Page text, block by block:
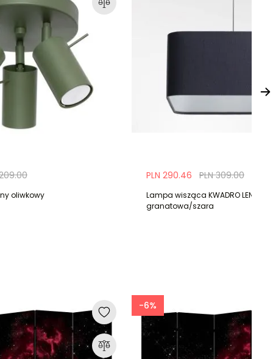
oliwkowy
PLN 309.00
PLN 290.46
Lampa wisząca KWADRO LEN
granatowa/szara
-6%